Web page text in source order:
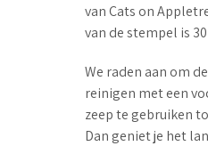
van Cats on
van de stempel is
We raden aan om
reinigen met een
zeep te gebruiken
Dan geniet je het